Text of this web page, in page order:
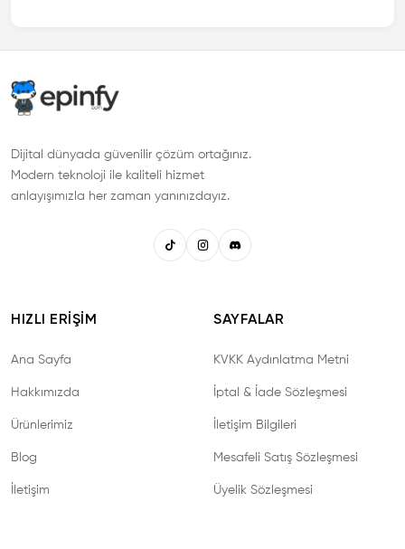
Dijital dünyada güvenilir çözüm ortağınız.
Modern teknoloji ile kaliteli hizmet
anlayışımızla her zaman yanınızdayız.
HIZLI ERIŞIM
Ana Sayfa
Hakkımızda
Ürünlerimiz
Blog
İletişim
SAYFALAR
KVKK Aydınlatma Metni
İptal & İade Sözleşmesi
İletişim Bilgileri
Mesafeli Satış Sözleşmesi
Üyelik Sözleşmesi